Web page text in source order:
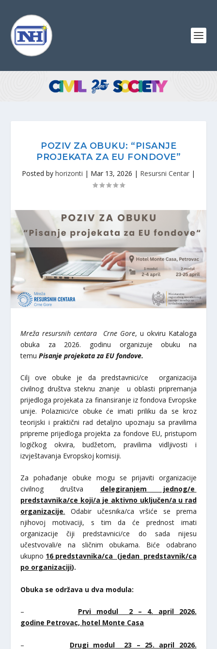
POZIV ZA OBUKU: “PISANJE
PROJEKATA ZA EU FONDOVE”
Posted by horizonti | Mar 13, 2026 | Resursni Centar |
Mreža resursnih centara Crne Gore, u okviru Kataloga
obuka za 2026. godinu organizuje obuku na
temuPisanje projekata za EU fondove.
Cilj ove obuke je da predstavnici/ce organizacija
civilnog društva steknu znanje u oblasti pripremanja
prijedloga projekata za finansiranje iz fondova Evropske
unije. Polaznici/ce obuke će imati priliku da se kroz
teorijski i praktični rad detaljno upoznaju sa pravilima
pripreme prijedloga projekta za fondove EU, pristupom
logičkog okvira, budžetom, pravilima vidljivosti i
izvještavanja Evropskoj komisiji.
Za pohađanje obuke mogu se prijaviti organizacije
civilnog društva
delegiranjem jednog/e
predstavnika/ce koji/a je aktivno uključen/a u rad
organizacije. Odabir učesnika/ca vršiće se prema
njihovoj motivaciji, s tim da će prednost imati
organizacije čiji predstavnici/ce do sada nijesu
učestvovali/e na sličnim obukama. Biće odabrano
ukupno 16 predstavnika/ca (jedan predstavnik/ca
po organizaciji).
Obuka se održava u dva modula:
– Prvi modul2 – 4. april 2026.
godine Petrovac, hotel Monte Casa
– Drugi modul 23 – 25. april 2026.